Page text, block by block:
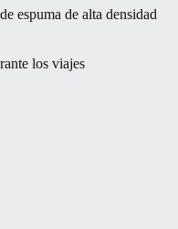
espuma de alta densidad
los viajes